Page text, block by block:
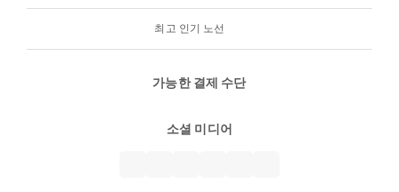
최고 인기 노선
가능한 결제 수단
소셜 미디어